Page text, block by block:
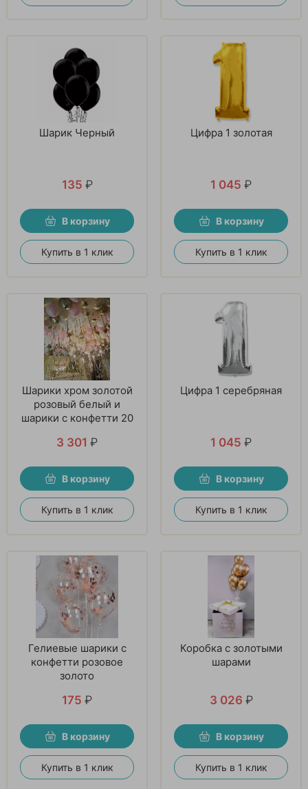
Шарик Черный
135 ₽
В корзину
Купить в 1 клик
Цифра 1 золотая
1 045 ₽
В корзину
Купить в 1 клик
Шарики хром золотой
розовый белый и
шарики с конфетти 20
3 301 ₽
В корзину
Купить в 1 клик
Цифра 1 серебряная
1 045 ₽
В корзину
Купить в 1 клик
Гелиевые шарики с
конфетти розовое
золото
175 ₽
В корзину
Купить в 1 клик
Коробка с золотыми
шарами
3 026 ₽
В корзину
Купить в 1 клик